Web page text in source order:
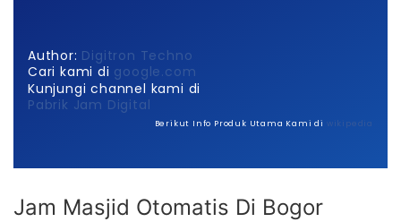
Author: Digitron Techno
Cari kami di google.com
Kunjungi channel kami di
Pabrik Jam Digital
Berikut Info Produk Utama Kami di wikipedia
Jam Masjid Otomatis Di Bogor